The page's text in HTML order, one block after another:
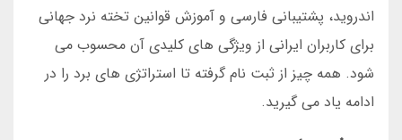
اندروید، پشتیبانی فارسی و آموزش قوانین تخته نرد جهانی
برای کاربران ایرانی از ویژگی های کلیدی آن محسوب می
شود. همه چیز از ثبت نام گرفته تا استراتژی های برد را در
ادامه یاد می گیرید.